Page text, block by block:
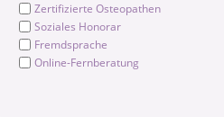
Zertifizierte Osteopathen
Soziales Honorar
Fremdsprache
Online-Fernberatung